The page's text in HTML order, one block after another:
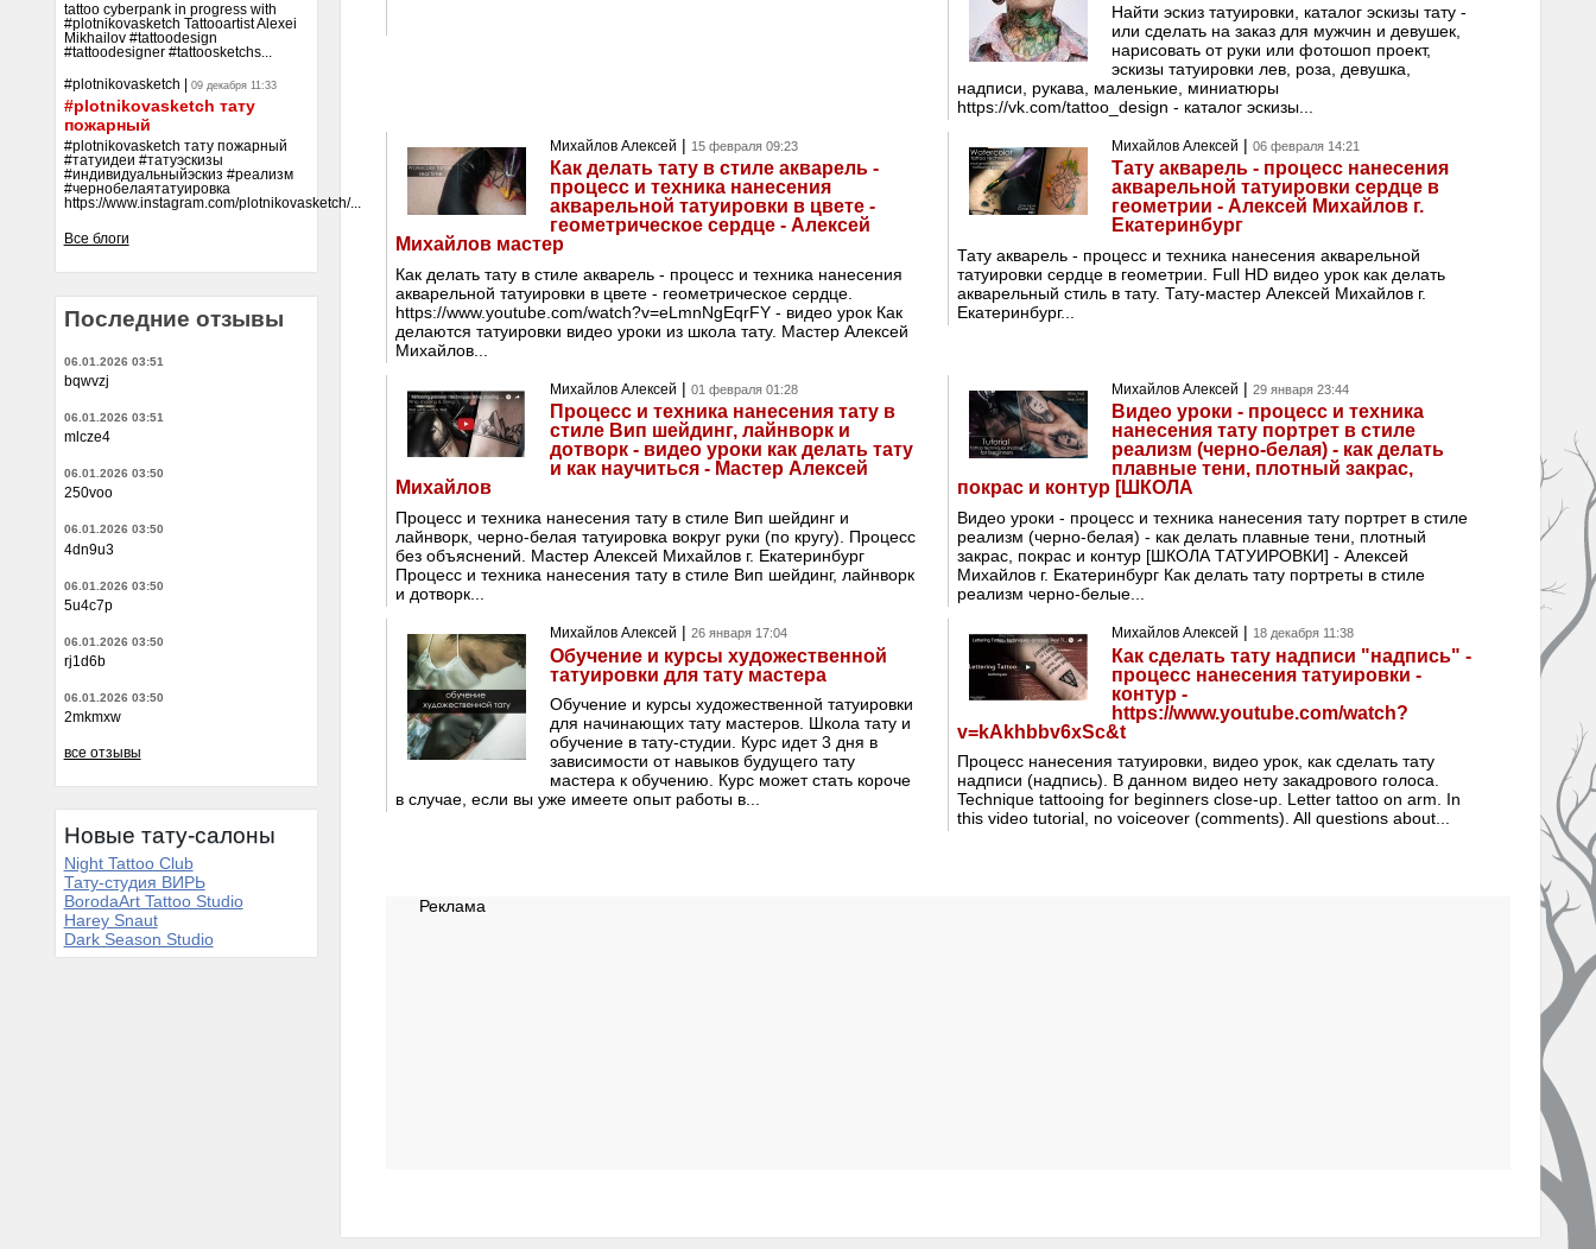
Найти эскиз татуировки, каталог эскизы тату -
или сделать на заказ для мужчин и девушек,
нарисовать от руки или фотошоп проект,
эскизы татуировки лев, роза, девушка,
надписи, рукава, маленькие, миниатюры
https://vk.com/tattoo_design - каталог эскизы...
Михайлов Алексей | 15 февраля 09:23
Как делать тату в стиле акварель -
процесс и техника нанесения
акварельной татуировки в цвете -
геометрическое сердце - Алексей
Михайлов мастер
Как делать тату в стиле акварель - процесс и техника нанесения
акварельной татуировки в цвете - геометрическое сердце.
https://www.youtube.com/watch?v=eLmnNgEqrFY - видео урок Как
делаются татуировки видео уроки из школа тату. Мастер Алексей
Михайлов...
Михайлов Алексей |06 февраля 14:21
Тату акварель - процесс нанесения
акварельной татуировки сердце в
геометрии - Алексей Михайлов г.
Екатеринбург
Тату акварель - процесс и техника нанесения акварельной
татуировки сердце в геометрии. Full HD видео урок как делать
акварельный стиль в тату. Тату-мастер Алексей Михайлов г.
Екатеринбург...
Михайлов Алексей | 01 февраля 01:28
Процесс и техника нанесения тату в
стиле Вип шейдинг, лайнворк и
дотворк - видео уроки как делать тату
и как научиться - Мастер Алексей
Михайлов
Процесс и техника нанесения тату в стиле Вип шейдинг и
лайнворк, черно-белая татуировка вокруг руки (по кругу). Процесс
без объяснений. Мастер Алексей Михайлов г. Екатеринбург
Процесс и техника нанесения тату в стиле Вип шейдинг, лайнворк
и дотворк...
Михайлов Алексей |29 января 23:44
Видео уроки - процесс и техника
нанесения тату портрет в стиле
реализм (черно-белая) - как делать
плавные тени, плотный закрас,
покрас и контур [ШКОЛА
Видео уроки - процесс и техника нанесения тату портрет в стиле
реализм (черно-белая) - как делать плавные тени, плотный
закрас, покрас и контур [ШКОЛА ТАТУИРОВКИ] - Алексей
Михайлов г. Екатеринбург Как делать тату портреты в стиле
реализм черно-белые...
Михайлов Алексей | 26 января 17:04
Обучение и курсы художественной
татуировки для тату мастера
Обучение и курсы художественной татуировки
для начинающих тату мастеров. Школа тату и
обучение в тату-студии. Курс идет 3 дня в
зависимости от навыков будущего тату
мастера к обучению. Курс может стать короче
в случае, если вы уже имеете опыт работы в...
Михайлов Алексей | 18 декабря 11:38
Как сделать тату надписи "надпись" -
процесс нанесения татуировки -
контур -
https://www.youtube.com/watch?
v=kAkhbbv6xSc&t
Процесс нанесения татуировки, видео урок, как сделать тату
надписи (надпись). В данном видео нету закадрового голоса.
Technique tattooing for beginners close-up. Letter tattoo on arm. In
this video tutorial, no voiceover (comments). All questions about...
Реклама
tattoo cyberpank in progress with
#plotnikovasketch Tattooartist Alexei
Mikhailov #tattoodesign
#tattoodesigner #tattoosketchs...
#plotnikovasketch 09 декабря 11:33
#plotnikovasketch тату
пожарный
#plotnikovasketch тату пожарный
#татуидеи #татуэскизы
#индивидуальныйэскиз #реализм
#чернобелаятатуировка
https://www.instagram.com/plotnikovasketch/...
Все блоги
Последние отзывы
06.01.2026 03:51
bqwvzj
06.01.2026 03:51
mlcze4
06.01.2026 03:50
250voo
06.01.2026 03:50
4dn9u3
06.01.2026 03:50
5u4c7p
06.01.2026 03:50
rj1d6b
06.01.2026 03:50
2mkmxw
все отзывы
Новые тату-салоны
Night Tattoo Club
Тату-студия ВИРЬ
BorodaArt Tattoo Studio
Harey Snaut
Dark Season Studio